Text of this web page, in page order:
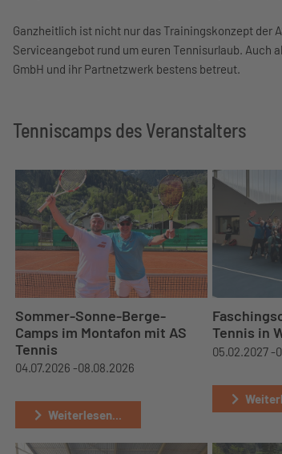
Ganzheitlich ist nicht nur das Trainingskonzept der
Serviceangebot rund um euren Tennisurlaub. Auch
GmbH und ihr Partnetzwerk bestens betreut.
Tenniscamps des Veranstalters
Sommer-Sonne-Berge-
Camps im Montafon mit AS
Tennis
04.07.2026 -08.08.2026
Weiterlesen...
Tennis in
05.02.2027 -